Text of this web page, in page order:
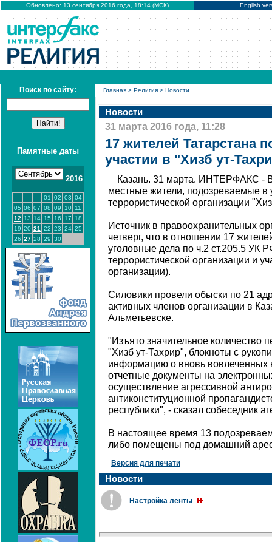
Обновлено: 13 сентября 2016 года, 18:14 (МСК) English
Поиск по сайту:
Памятные даты
2016
01 02 03 04
05 06 07 08 09 10
11
12 13 14 15 16 17
18
19 20 21 22 23 24 25
26 27 28 29 30
Главная > Религия > Новости
Новости
31 марта 2016 года, 11:28
17 жителей Татарстана
участии в "Хизб ут-
Казань. 31 марта. ИНТЕРФАКС -
местные жители, подозреваемые в
террористической организации
Источник в правоохранительных
четверг, что в отношении 17
уголовные дела по ч.2 ст.205.5 УК
террористической организации и
организации).
Силовики провели обыски по 21
активных членов организации в
Альметьевске.
"Изъято значительное количество
"Хизб ут-Тахрир", блокноты с
информацию о вновь вовлеченных
отчетные документы на
осуществление агрессивной
антиконституционной
республики", - сказал собеседник
В настоящее время 13
либо помещены под домашний
Версия для печати
Новости
Настройка ленты